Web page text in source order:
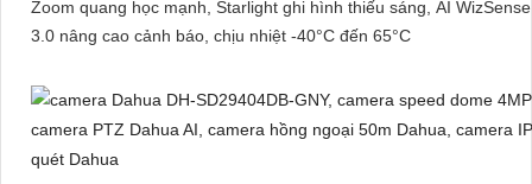
Zoom quang học mạnh, Starlight ghi hình thiếu sáng, AI
3.0 nâng cao cảnh báo, chịu nhiệt -40°C đến 65°C